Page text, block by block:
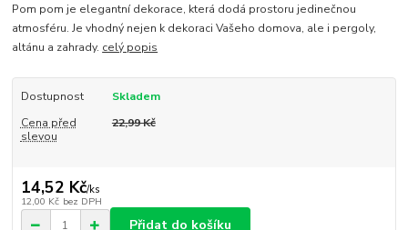
Pom pom je elegantní dekorace, která dodá prostoru jedinečnou
atmosféru. Je vhodný nejen k dekoraci Vašeho domova, ale i pergoly,
altánu a zahrady. celý popis
Dostupnost
Skladem
Cena před
slevou
22,99 Kč
14,52 Kč/ks
12,00 Kč bez DPH
Přidat do košíku